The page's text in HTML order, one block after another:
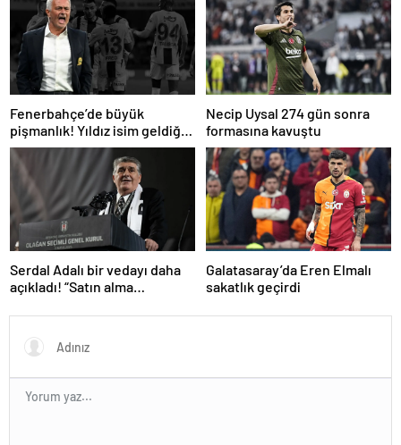
Fenerbahçe’de büyük
pişmanlık! Yıldız isim geldiği
gibi gidiyor…
Necip Uysal 274 gün sonra
formasına kavuştu
Serdal Adalı bir vedayı daha
açıkladı! “Satın alma
Galatasaray’da Eren Elmalı
sakatlık geçirdi